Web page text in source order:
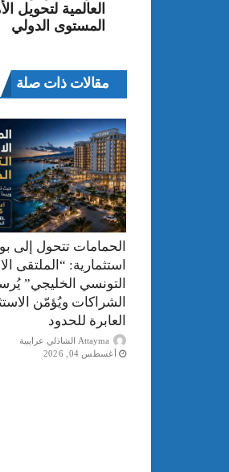
العالمية لتحويل
المستوى الدولي
مقالات ذات صلة
الحمامات تتحول إلى
استثمارية: “الملتقى
التونسي الخليجي”
الشراكات ويُؤمّن
العابرة للحدود
Attayma الشاذلي عرايبية
أغسطس 04, 2026